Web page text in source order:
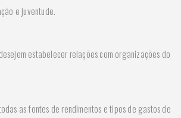
e juventude.
estabelecer relações com organizações do
as fontes de rendimentos e tipos de gastos de